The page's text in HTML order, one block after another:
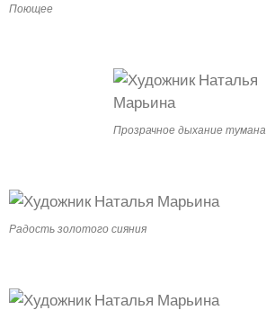
Поющее
Прозрачное дыхание тумана
Радость золотого сияния